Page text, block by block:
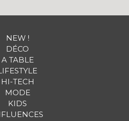
NEW !
DÉCO
A TABLE
HI-TECH
MODE
KIDS